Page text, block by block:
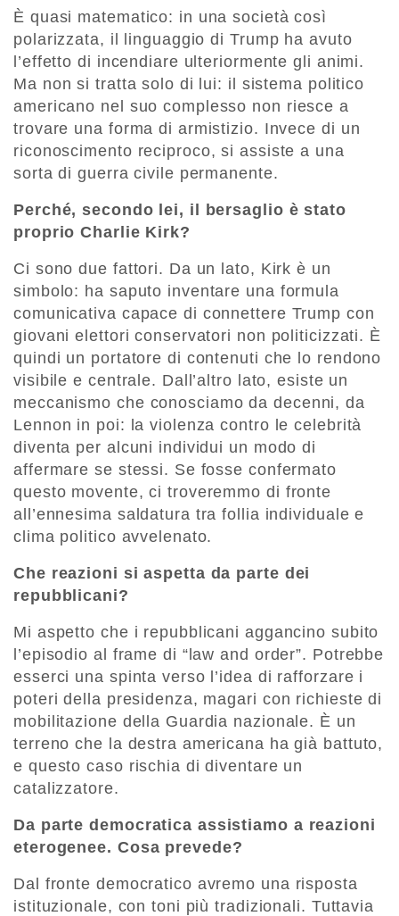
È quasi matematico: in una società così
polarizzata, il linguaggio di Trump ha avuto
l’effetto di incendiare ulteriormente gli animi.
Ma non si tratta solo di lui: il sistema politico
americano nel suo complesso non riesce a
trovare una forma di armistizio. Invece di un
riconoscimento reciproco, si assiste a una
sorta di guerra civile permanente.
Perché, secondo lei, il bersaglio è stato
proprio Charlie Kirk?
Ci sono due fattori. Da un lato, Kirk è un
simbolo: ha saputo inventare una formula
comunicativa capace di connettere Trump con
giovani elettori conservatori non politicizzati. È
quindi un portatore di contenuti che lo rendono
visibile e centrale. Dall’altro lato, esiste un
meccanismo che conosciamo da decenni, da
Lennon in poi: la violenza contro le celebrità
diventa per alcuni individui un modo di
affermare se stessi. Se fosse confermato
questo movente, ci troveremmo di fronte
all’ennesima saldatura tra follia individuale e
clima politico avvelenato.
Che reazioni si aspetta da parte dei
repubblicani?
Mi aspetto che i repubblicani aggancino subito
l’episodio al frame di “law and order”. Potrebbe
esserci una spinta verso l’idea di rafforzare i
poteri della presidenza, magari con richieste di
mobilitazione della Guardia nazionale. È un
terreno che la destra americana ha già battuto,
e questo caso rischia di diventare un
catalizzatore.
Da parte democratica assistiamo a reazioni
eterogenee. Cosa prevede?
Dal fronte democratico avremo una risposta
istituzionale, con toni più tradizionali. Tuttavia